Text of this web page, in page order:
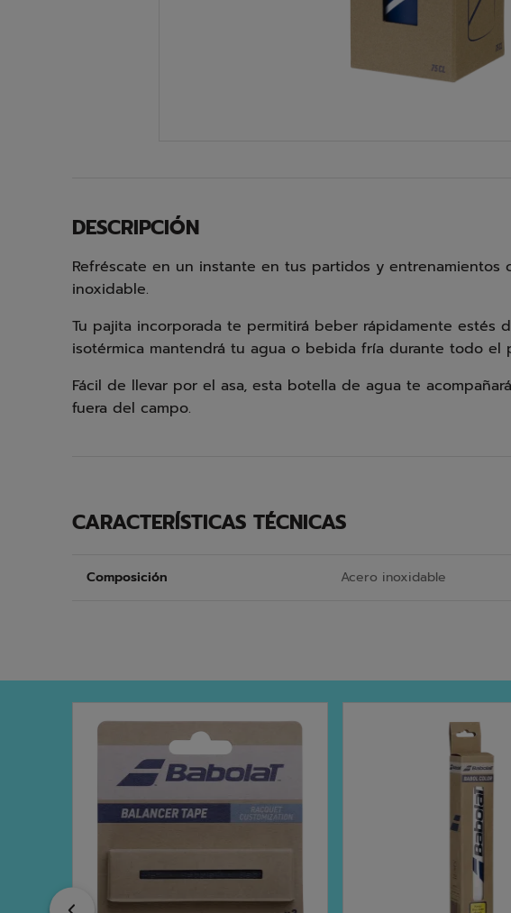
DESCRIPCIÓN
Refréscate en un instante en tus partidos y
inoxidable.
Tu pajita incorporada te permitirá beber rápidamente estés
isotérmica mantendrá tu agua o bebida fría durante todo el
Fácil de llevar por el asa, esta botella de agua te
fuera del campo.
CARACTERÍSTICAS TÉCNICAS
Composición Acero inoxidable